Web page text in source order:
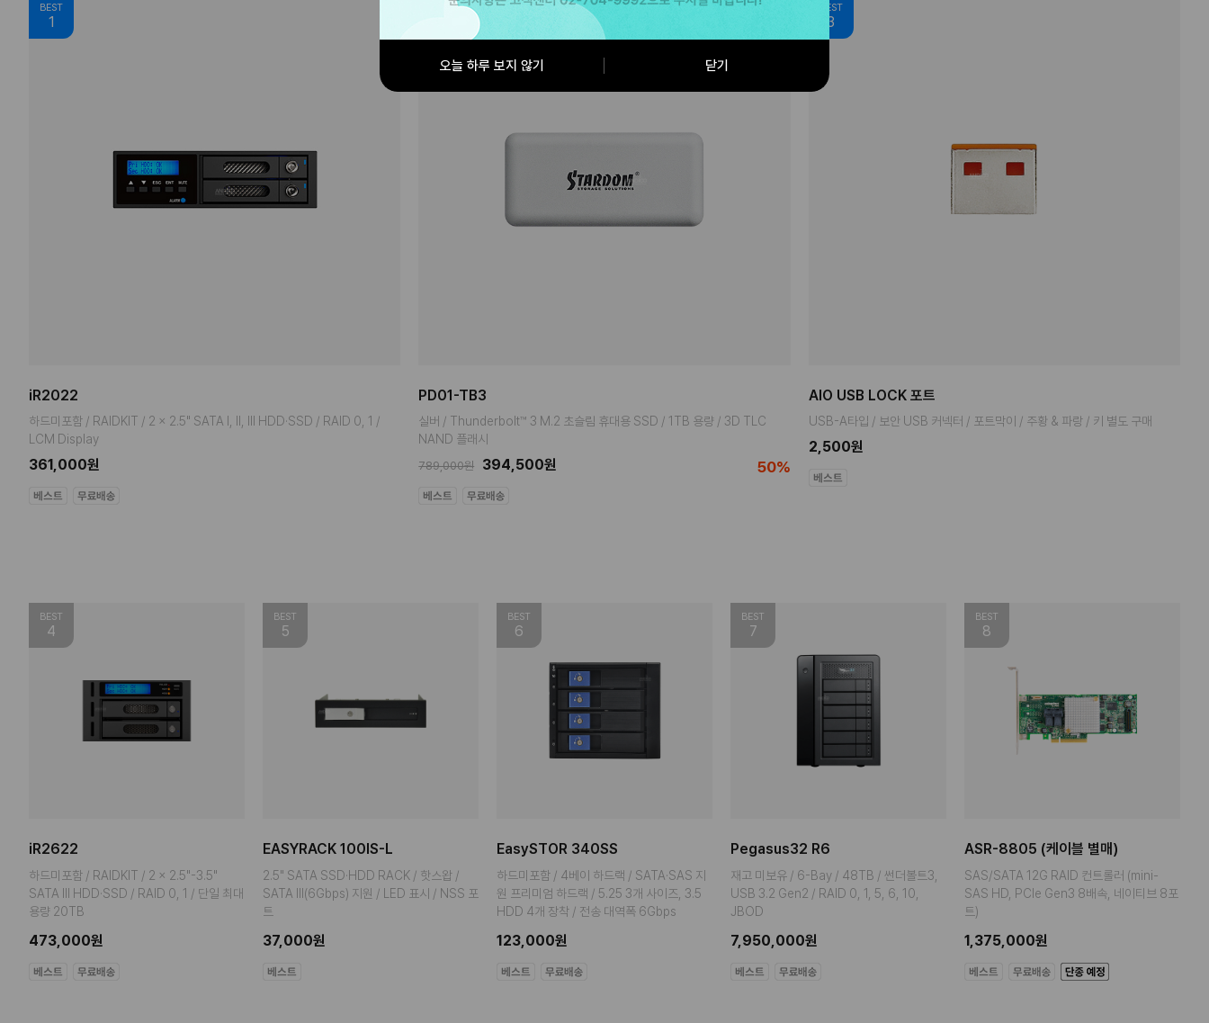
오늘 하루 보지 않기 닫기
BEST
1
iR2022
하드미포함 / RAIDKIT / 2 x 2.5" SATA I, II, III HDD·SSD / RAID 0, 1 /
LCM Display
361,000원
BEST
PD01-TB3
실버 / Thunderbolt™ 3 M.2 초슬림 휴대용 SSD / 1TB 용량 / 3D TLC
NAND 플래시
50%
789,000원 394,500원
BEST
3
AIO USB LOCK 포트
USB-A타입 / 보안 USB 커넥터 / 포트막이 / 주황 & 파랑 / 키 별도 구매
2,500원
BEST
4
iR2622
하드미포함 / RAIDKIT / 2 x 2.5"-3.5"
SATA III HDD·SSD / RAID 0, 1 / 단일 최대
용량 20TB
473,000원
BEST
5
EASYRACK 100IS-L
2.5" SATA SSD·HDD RACK / 핫스왑 /
SATA III(6Gbps) 지원 / LED 표시 / NSS 포
트
37,000원
BEST
6
EasySTOR 340SS
하드미포함 / 4베이 하드랙 / SATA·SAS 지
원 프리미엄 하드랙 / 5.25 3개 사이즈, 3.5
HDD 4개 장착 / 전송 대역폭 6Gbps
123,000원
BEST
7
Pegasus32 R6
재고 미보유 / 6-Bay / 48TB / 썬더볼트3,
USB 3.2 Gen2 / RAID 0, 1, 5, 6, 10,
JBOD
7,950,000원
BEST
8
ASR-8805 (케이블 별매)
SAS/SATA 12G RAID 컨트롤러 (mini-
SAS HD, PCIe Gen3 8배속, 네이티브 8포
트)
1,375,000원